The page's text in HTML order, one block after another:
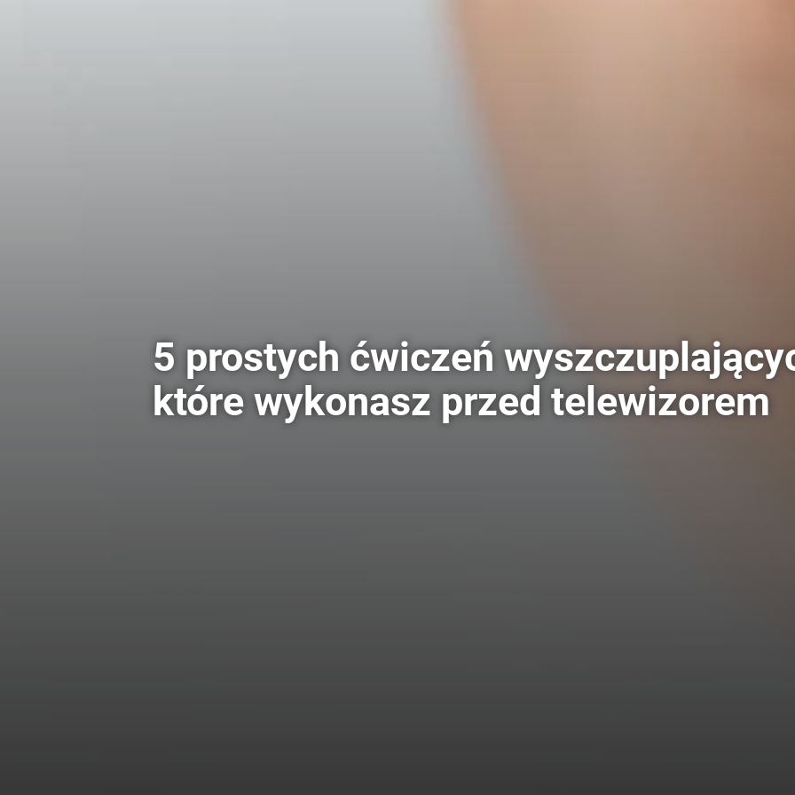
5 prostych ćwiczeń
które wykonasz przed telewizorem